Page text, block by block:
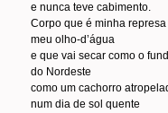
e nunca teve cabimento.
Corpo que é minha represa
meu olho-d’água
e que vai secar como o
do Nordeste
como um cachorro
num dia de sol quente